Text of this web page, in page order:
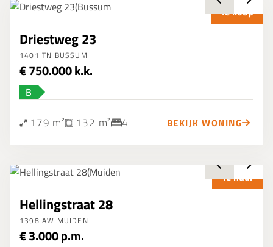
Te koop
1401 TN BUSSUM
Driestweg 23
€ 750.000 k.k.
B
179 m² 132 m² 4 BEKIJK WONING
Te huur
1398 AW MUIDEN
Hellingstraat 28
€ 3.000 p.m.